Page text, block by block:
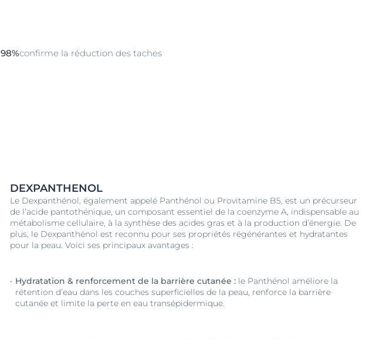
98%confirme la réduction des taches
DEXPANTHENOL
Le Dexpanthénol, également appelé Panthénol ou Provitamine B5, est un précurseur
de l’acide pantothénique, un composant essentiel de la coenzyme A, indispensable au
métabolisme cellulaire, à la synthèse des acides gras et à la production d’énergie. De
plus, le Dexpanthénol est reconnu pour ses propriétés régénérantes et hydratantes
pour la peau. Voici ses principaux avantages :
Hydratation & renforcement de la barrière cutanée : le Panthénol améliore la
rétention d’eau dans les couches superficielles de la peau, renforce la barrière
cutanée et limite la perte en eau transépidermique.